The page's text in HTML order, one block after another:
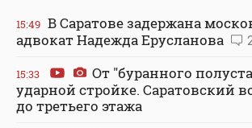
15:49 В Саратове задержана
адвокат Надежда Ерусланова
15:33
От "буранного
ударной стройке. Саратовский
до третьего этажа